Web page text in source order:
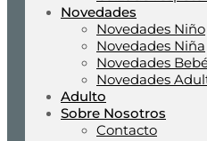
Novedades
Novedades Niño
Novedades Niña
Novedades
Novedades
Adulto
Sobre Nosotros
Contacto